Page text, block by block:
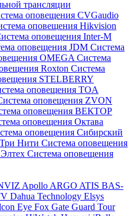
трансляции
оповещения CVGaudio
оповещения Hikvision
оповещения Inter-M
оповещения JDM Система
OMEGA Система
Roxton Система
STELBERRY
оповещения TOA
оповещения ZVON
оповещения ВЕКТОР
оповещения Октава
оповещения Сибирский
Нити Система оповещения
Система оповещения
Apollo ARGO ATIS BAS-
Dahua Technology Elsys
Eye Fox Gate Guard Tour